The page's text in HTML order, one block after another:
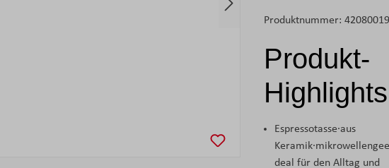
Produktnummer:
Produkt-
Highlights
Espressotasse·aus
deal für den Alltag und